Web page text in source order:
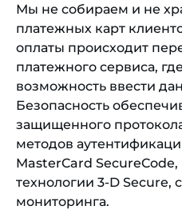
Мы не собираем и не
платежных карт
оплаты происходит
платежного сервиса,
возможность ввести
Безопасность
защищенного
методов
MasterCard
технологии 3-D Secure,
мониторинга.